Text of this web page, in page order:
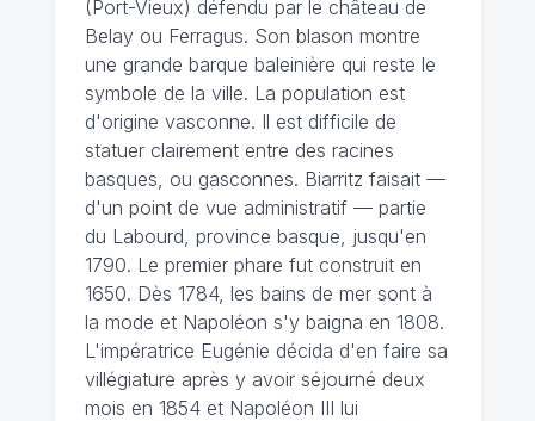
(Port-Vieux) défendu par le château de
Belay ou Ferragus. Son blason montre
une grande barque baleinière qui reste le
symbole de la ville. La population est
d'origine vasconne. Il est difficile de
statuer clairement entre des racines
basques, ou gasconnes. Biarritz faisait —
d'un point de vue administratif — partie
du Labourd, province basque, jusqu'en
1790. Le premier phare fut construit en
1650. Dès 1784, les bains de mer sont à
la mode et Napoléon s'y baigna en 1808.
L'impératrice Eugénie décida d'en faire sa
villégiature après y avoir séjourné deux
mois en 1854 et Napoléon III lui